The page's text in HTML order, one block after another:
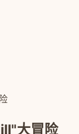
大冒险